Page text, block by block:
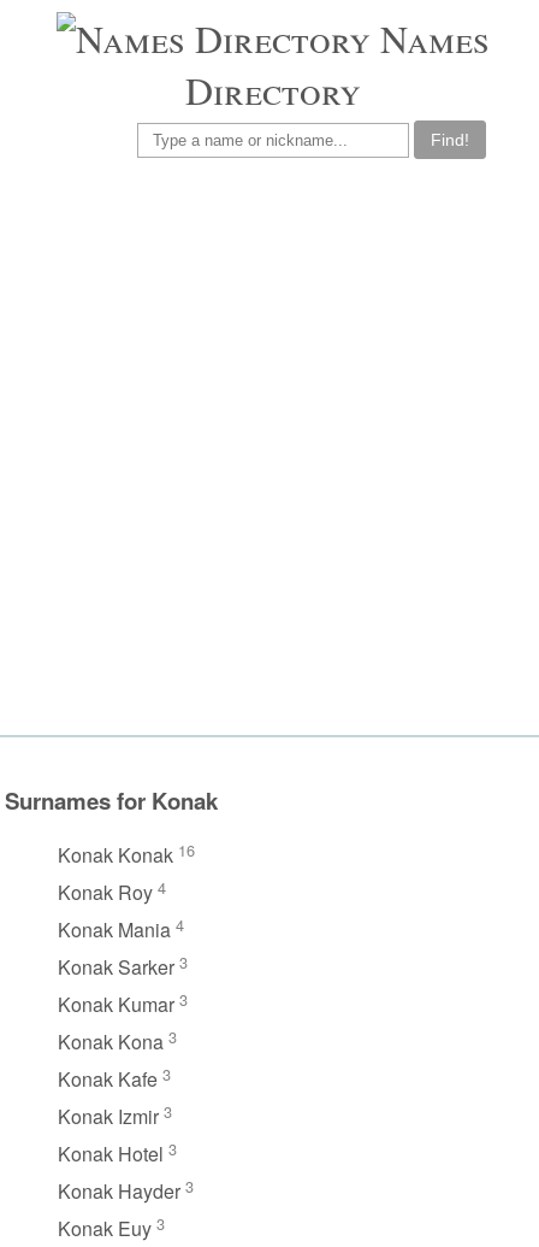
Names
Directory
Find!
Surnames for Konak
Konak Konak 16
Konak Roy 4
Konak Mania 4
Konak Sarker 3
Konak Kumar 3
Konak Kona 3
Konak Kafe 3
Konak Izmir 3
Konak Hotel 3
Konak Hayder 3
Konak Euy 3